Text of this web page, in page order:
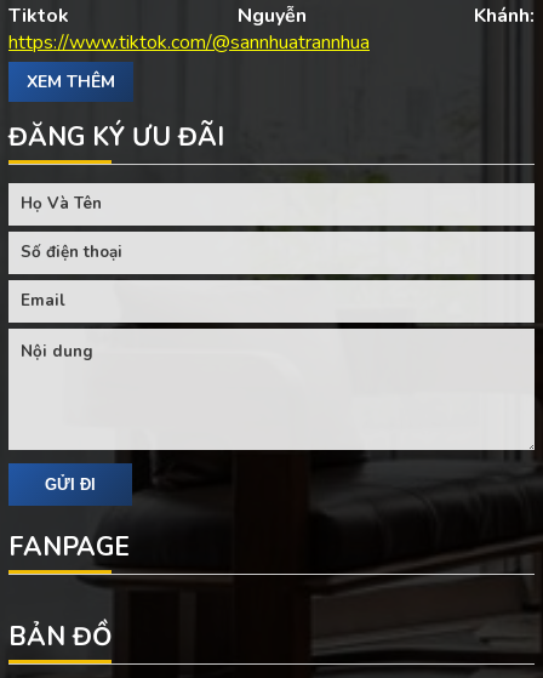
Tiktok Nguyễn Khánh:
https://www.tiktok.com/@sannhuatrannhua
XEM THÊM
ĐĂNG KÝ ƯU ĐÃI
FANPAGE
BẢN ĐỒ